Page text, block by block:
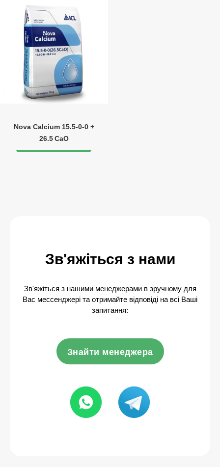
Nova Calcium 15.5‑0‑0 +
26.5 CaO
Зв'яжіться з нами
Зв'яжіться з нашими менеджерами в зручному для
Вас мессенджері та отримайте відповіді на всі Ваші
запитання:
Знайти менеджера